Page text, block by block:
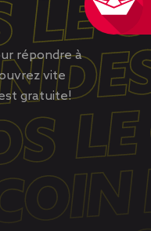
répondre à
vite
gratuite!